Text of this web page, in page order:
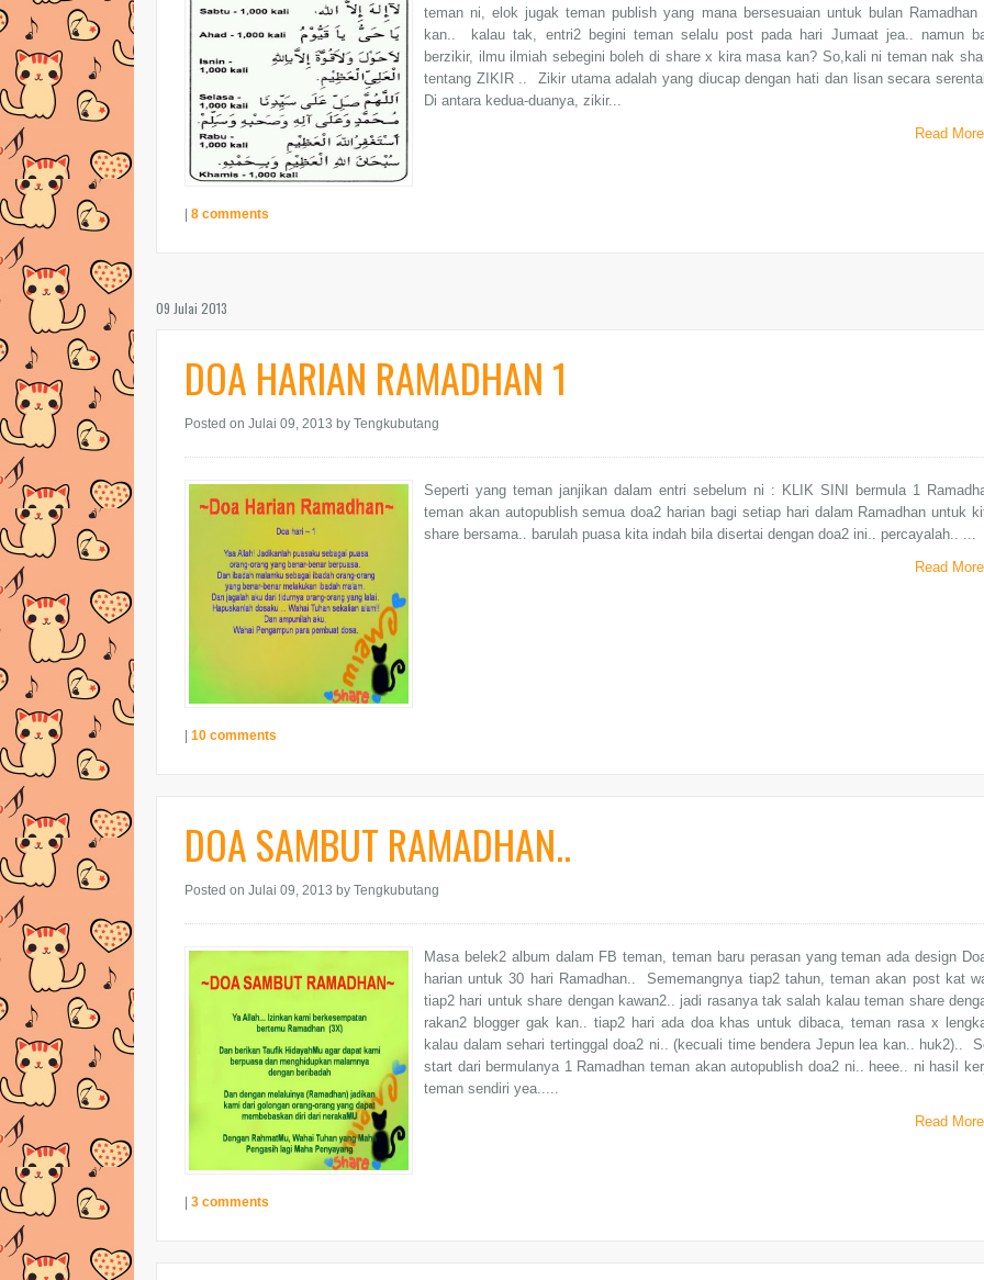
teman ni, elok jugak teman publish yang mana bersesuaian untuk bulan Ramadhan
kan.. kalau tak, entri2 begini teman selalu post pada hari Jumaat jea.. namun
berzikir, ilmu ilmiah sebegini boleh di share x kira masa kan? So,kali ni teman nak
tentang ZIKIR .. Zikir utama adalah yang diucap dengan hati dan lisan secara
Di antara kedua-duanya, zikir...
Read More
| 8 comments
09 Julai 2013
DOA HARIAN RAMADHAN 1
Posted on Julai 09, 2013 by Tengkubutang
Seperti yang teman janjikan dalam entri sebelum ni : KLIK SINI bermula 1
teman akan autopublish semua doa2 harian bagi setiap hari dalam Ramadhan untuk
share bersama.. barulah puasa kita indah bila disertai dengan doa2 ini.. percayalah.. ...
Read More
| 10 comments
DOA SAMBUT RAMADHAN..
Posted on Julai 09, 2013 by Tengkubutang
Masa belek2 album dalam FB teman, teman baru perasan yang teman ada design
harian untuk 30 hari Ramadhan.. Sememangnya tiap2 tahun, teman akan post kat
tiap2 hari untuk share dengan kawan2.. jadi rasanya tak salah kalau teman share
rakan2 blogger gak kan.. tiap2 hari ada doa khas untuk dibaca, teman rasa x
kalau dalam sehari tertinggal doa2 ni.. (kecuali time bendera Jepun lea kan.. huk2)..
start dari bermulanya 1 Ramadhan teman akan autopublish doa2 ni.. heee.. ni hasil
teman sendiri yea.....
Read More
| 3 comments